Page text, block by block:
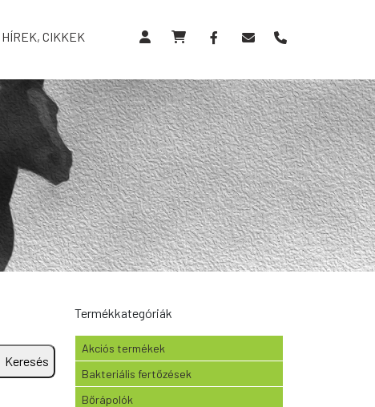
HÍREK, CIKKEK
Keresés
Termékkategóriák
Akciós termékek
Bakteriális fertőzések
Bőrápolók